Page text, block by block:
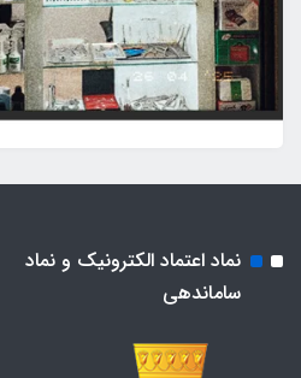
نماد اعتماد الکترونیک و نماد
ساماندهی